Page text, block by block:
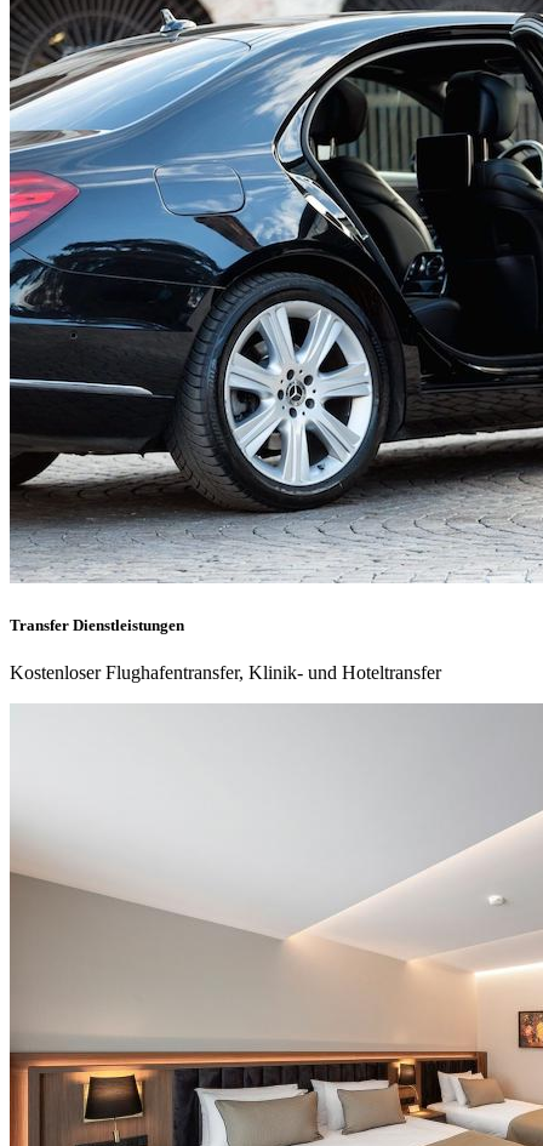
Transfer Dienstleistungen
Kostenloser Flughafentransfer, Klinik- und Hoteltransfer